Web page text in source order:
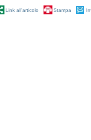
Link all'articolo Stampa